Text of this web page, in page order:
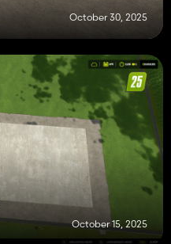
October 30, 2025
October 15, 2025